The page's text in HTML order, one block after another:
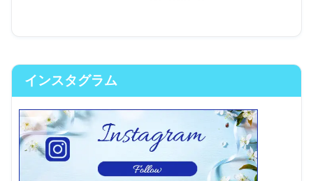
インスタグラム